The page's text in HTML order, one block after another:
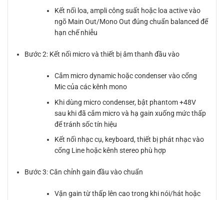
Kết nối loa, ampli công suất hoặc loa active vào
ngõ Main Out/Mono Out đúng chuẩn balanced để
hạn chế nhiễu
Bước 2: Kết nối micro và thiết bị âm thanh đầu vào
Cắm micro dynamic hoặc condenser vào cổng
Mic của các kênh mono
Khi dùng micro condenser, bật phantom +48V
sau khi đã cắm micro và hạ gain xuống mức thấp
để tránh sốc tín hiệu
Kết nối nhạc cụ, keyboard, thiết bị phát nhạc vào
cổng Line hoặc kênh stereo phù hợp
Bước 3: Căn chỉnh gain đầu vào chuẩn
Vặn gain từ thấp lên cao trong khi nói/hát hoặc